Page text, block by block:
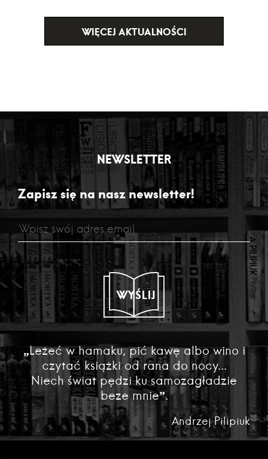
WIĘCEJ AKTUALNOŚCI
NEWSLETTER
Zapisz się na nasz newsletter!
WYŚLIJ
„Leżeć w hamaku, pić kawę albo wino i
czytać książki od rana do nocy...
Niech świat pędzi ku samozagładzie
beze mnie”.
Andrzej Pilipiuk